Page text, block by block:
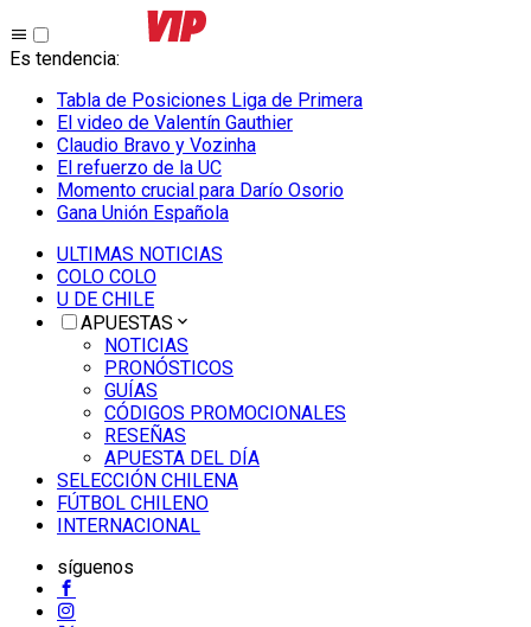
Es tendencia:
Tabla de Posiciones Liga de Primera
El video de Valentín Gauthier
Claudio Bravo y Vozinha
El refuerzo de la UC
Momento crucial para Darío Osorio
Gana Unión Española
ULTIMAS NOTICIAS
COLO COLO
U DE CHILE
APUESTAS
NOTICIAS
PRONÓSTICOS
GUÍAS
CÓDIGOS PROMOCIONALES
RESEÑAS
APUESTA DEL DÍA
SELECCIÓN CHILENA
FÚTBOL CHILENO
INTERNACIONAL
síguenos